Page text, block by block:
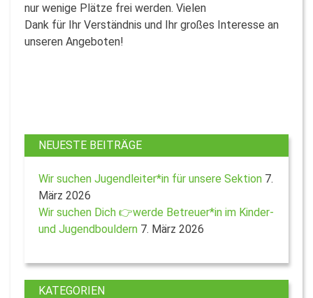
nur wenige Plätze frei werden. Vielen
Dank für Ihr Verständnis und Ihr großes Interesse an
unseren Angeboten!
NEUESTE BEITRÄGE
Wir suchen Jugendleiter*in für unsere Sektion 7.
März 2026
Wir suchen Dich 👉werde Betreuer*in im Kinder-
und Jugendbouldern 7. März 2026
KATEGORIEN